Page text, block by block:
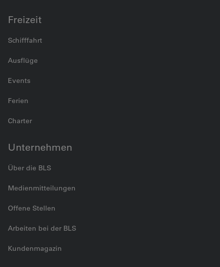
Freizeit
Schifffahrt
Ausflüge
Events
Ferien
Charter
Unternehmen
Über die BLS
Medienmitteilungen
Offene Stellen
Arbeiten bei der BLS
Kundenmagazin